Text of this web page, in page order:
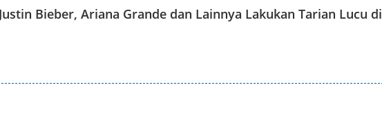
Bieber, Ariana Grande dan Lainnya Lakukan Tarian Lucu di